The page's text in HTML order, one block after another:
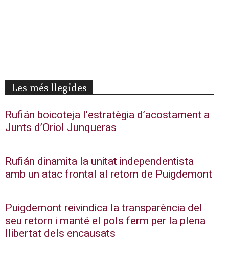
Les més llegides
Rufián boicoteja l’estratègia d’acostament a
Junts d’Oriol Junqueras
Rufián dinamita la unitat independentista
amb un atac frontal al retorn de Puigdemont
Puigdemont reivindica la transparència del
seu retorn i manté el pols ferm per la plena
llibertat dels encausats